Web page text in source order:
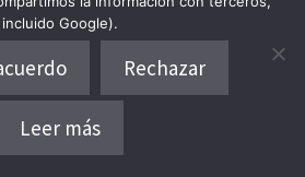
incluido Google).
Rechazar
Leer más